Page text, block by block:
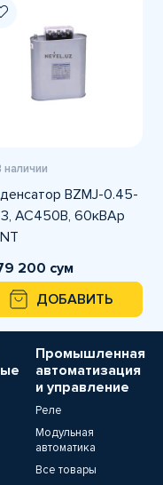
наличии
BZMJ-0.45-
АС450В, 60кВАр
200 сум
ДОБАВИТЬ
Промышленная
автоматизация
и управление
Реле
Модульная
автоматика
Все товары